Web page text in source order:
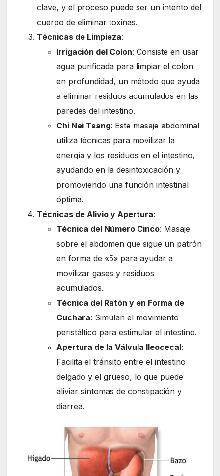
clave, y el proceso puede ser un intento del
cuerpo de eliminar toxinas.
Técnicas de Limpieza:
Irrigación del Colon: Consiste en usar
agua purificada para limpiar el colon
en profundidad, un método que ayuda
a eliminar residuos acumulados en las
paredes del intestino.
Chi Nei Tsang: Este masaje abdominal
utiliza técnicas para movilizar la
energía y los residuos en el intestino,
ayudando en la desintoxicación y
promoviendo una función intestinal
óptima.
Técnicas de Alivio y Apertura:
Técnica del Número Cinco: Masaje
sobre el abdomen que sigue un patrón
en forma de «5» para ayudar a
movilizar gases y residuos
acumulados.
Técnica del Ratón y en Forma de
Cuchara: Simulan el movimiento
peristáltico para estimular el intestino.
Apertura de la Válvula Ileocecal:
Facilita el tránsito entre el intestino
delgado y el grueso, lo que puede
aliviar síntomas de constipación y
diarrea.